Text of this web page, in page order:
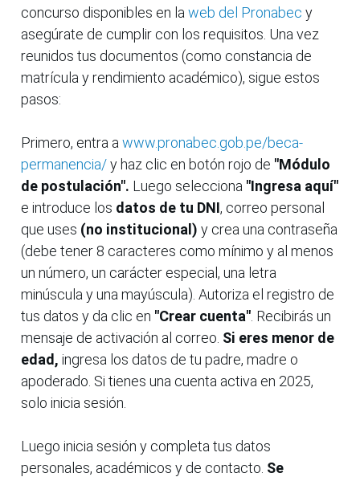
concurso disponibles en la web del Pronabec y
asegúrate de cumplir con los requisitos. Una vez
reunidos tus documentos (como constancia de
matrícula y rendimiento académico), sigue estos
pasos:
Primero, entra a www.pronabec.gob.pe/beca-
permanencia/y haz clic en botón rojo de "Módulo
de postulación". Luego selecciona "Ingresa aquí"
e introduce los datos de tu DNI, correo personal
que uses (no institucional) y crea una contraseña
(debe tener 8 caracteres como mínimo y al menos
un número, un carácter especial, una letra
minúscula y una mayúscula). Autoriza el registro de
tus datos y da clic en "Crear cuenta" . Recibirás un
mensaje de activación al correo. Si eres menor de
edad, ingresa los datos de tu padre, madre o
apoderado. Si tienes una cuenta activa en 2025,
solo inicia sesión.
Luego inicia sesión y completa tus datos
personales, académicos y de contacto. Se